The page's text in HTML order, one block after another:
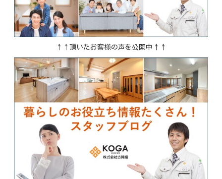
↑↑頂いたお客様の声を公開中↑↑